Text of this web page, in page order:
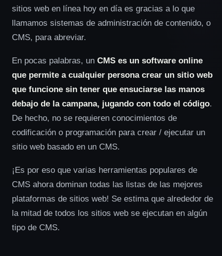
sitios web en línea hoy en día es gracias a lo que
llamamos sistemas de administración de contenido, o
CMS, para abreviar.
En pocas palabras, un CMS es un software online
que permite a cualquier persona crear un sitio web
que funcione sin tener que ensuciarse las manos
debajo de la campana, jugando con todo el código.
De hecho, no se requieren conocimientos de
codificación o programación para crear / ejecutar un
sitio web basado en un CMS.
¡Es por eso que varias herramientas populares de
CMS ahora dominan todas las listas de las mejores
plataformas de sitios web! Se estima que alrededor de
la mitad de todos los sitios web se ejecutan en algún
tipo de CMS.